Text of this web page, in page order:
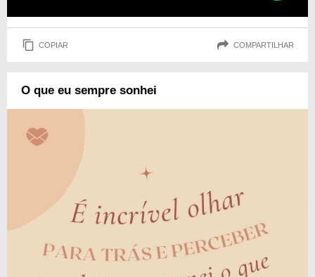
COPIAR COMPARTILHAR
O que eu sempre sonhei